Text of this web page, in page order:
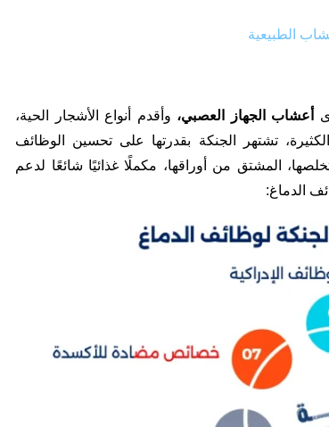
الطبيعية
أعشاب الجهاز العصبي، وأقدم أنواع الأشجار الحية،
تشتهر الجنكة بقدرتها على تحسين الوظائف
المشتق من أوراقها، مكملًا غذائيًا شائعًا لدعم
الدماغ: